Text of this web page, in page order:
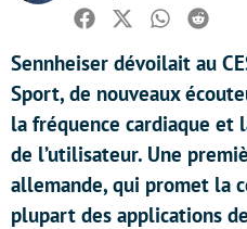
Facebook
TwitterWhatsapp
Reddit
Sennheiser dévoilait au
Sport, de nouveaux
la fréquence cardiaque
de l’utilisateur. Une
allemande, qui promet la
plupart des applications